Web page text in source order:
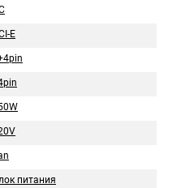
E
питания